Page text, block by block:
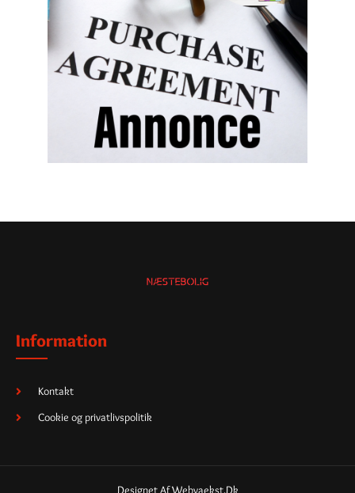
Information
Kontakt
Cookie og privatlivspolitik
Designet Af Webvaekst.dk